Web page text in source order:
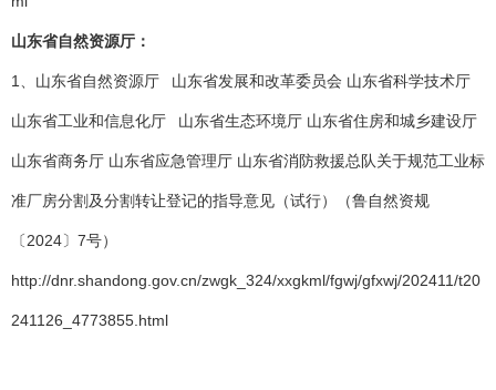
山东省自然资源厅：
1、山东省自然资源厅 山东省发展和改革委员会 山东省科学技术厅
山东省工业和信息化厅 山东省生态环境厅 山东省住房和城乡建设厅
山东省商务厅 山东省应急管理厅 山东省消防救援总队关于规范工业标
准厂房分割及分割转让登记的指导意见（试行）（鲁自然资规
〔2024〕7号）
http://dnr.shandong.gov.cn/zwgk_324/xxgkml/fgwj/gfxwj/202411/t20
241126_4773855.html